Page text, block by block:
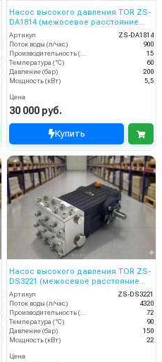
Насос высокого давления TOR ZS-
DA1814 (межосевое расстояние
87мм)
Артикул
ZS-DA1814
Поток воды (л/час)
900
Производительность (л/мин)
15
Температура (°C)
60
Давление (бар)
200
Мощность (кВт)
5,5
Цена
30 000 руб.
Купить
Насос высокого давления TOR ZS-
DS3221 (межосевое расстояние
87мм)
Артикул
ZS-DS3221
Поток воды (л/час)
4320
72
Температура (°C)
90
Давление (бар)
150
Мощность (кВт)
22
Цена